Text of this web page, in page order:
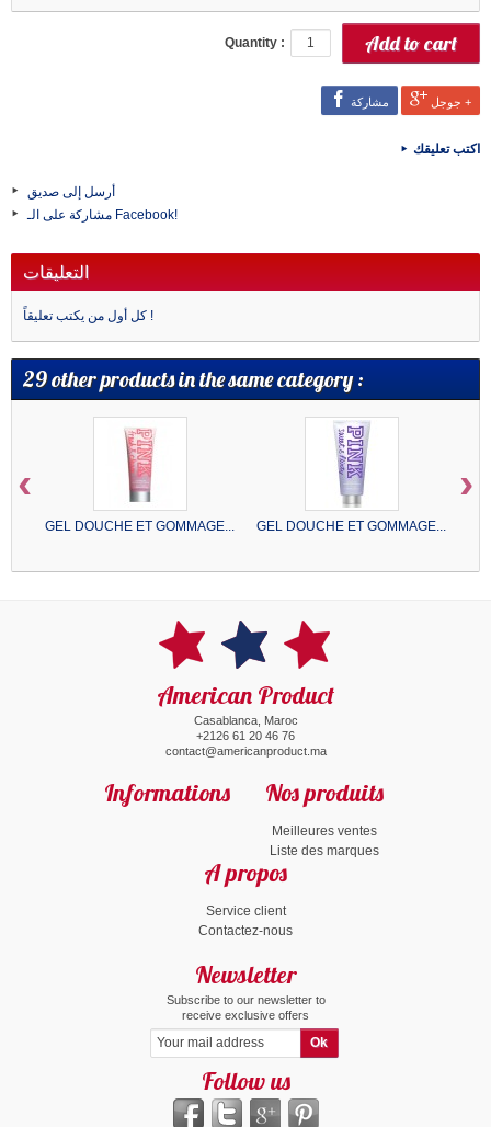
Quantity :
مشاركة جوجل +
اكتب تعليقك
أرسل إلى صديق
مشاركة على الـ Facebook!
التعليقات
كل أول من يكتب تعليقاً !
29 other products in the same category :
GEL DOUCHE ET GOMMAGE... GEL DOUCHE ET GOMMAGE...
‹ ›
American Product
Casablanca, Maroc
+2126 61 20 46 76
contact@americanproduct.ma
Informations Nos produits
Meilleures ventes
Liste des marques
A propos
Service client
Contactez-nous
Newsletter
Subscribe to our newsletter to
receive exclusive offers
Follow us